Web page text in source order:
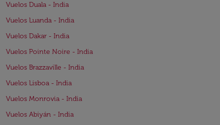
Vuelos Duala - India
Vuelos Luanda - India
Vuelos Dakar - India
Vuelos Pointe Noire - India
Vuelos Brazzaville - India
Vuelos Lisboa - India
Vuelos Monrovia - India
Vuelos Abiyán - India